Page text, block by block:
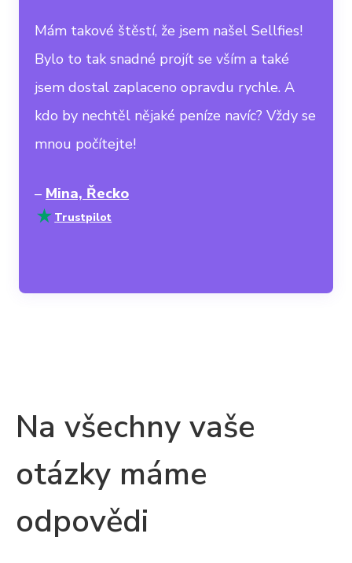
Mám takové štěstí, že jsem našel Sellfies!
Bylo to tak snadné projít se vším a také
jsem dostal zaplaceno opravdu rychle. A
kdo by nechtěl nějaké peníze navíc? Vždy se
mnou počítejte!
– Mina, Řecko
Trustpilot
Na všechny vaše
otázky máme
odpovědi